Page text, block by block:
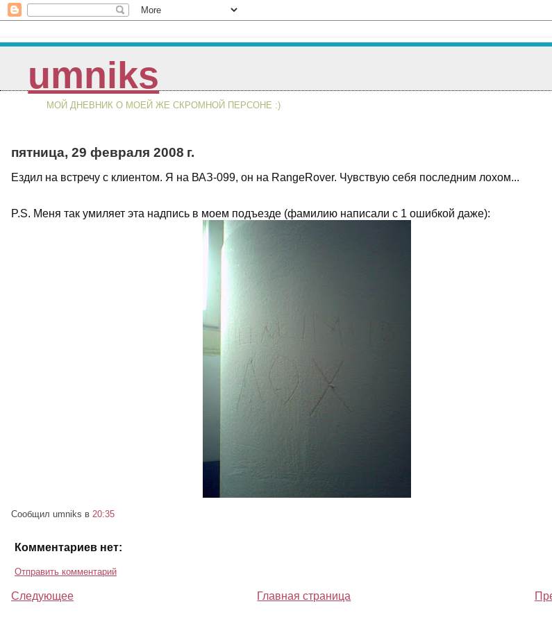
umniks
МОЙ ДНЕВНИК О МОЕЙ ЖЕ СКРОМНОЙ ПЕРСОНЕ :)
пятница, 29 февраля 2008 г.
Ездил на встречу с клиентом. Я на ВАЗ-099, он на RangeRover. Чувствую себя последним лохом...
P.S. Меня так умиляет эта надпись в моем подъезде (фамилию написали с 1 ошибкой даже):
Сообщил umniks в 20:35
Комментариев нет:
Отправить комментарий
Следующее Главная страница